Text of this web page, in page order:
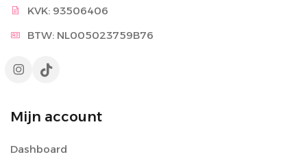
KVK: 93506406
BTW: NL005023759B76
Mijn account
Dashboard